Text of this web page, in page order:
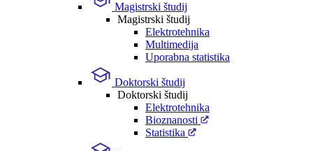
Magistrski študij
Magistrski študij
Elektrotehnika
Multimedija
Uporabna statistika
Doktorski študij
Doktorski študij
Elektrotehnika
Bioznanosti
Statistika